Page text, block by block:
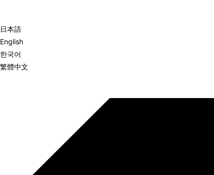
日本語
English
한국어
繁體中文